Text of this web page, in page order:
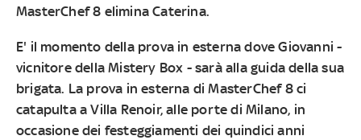
MasterChef 8 elimina Caterina.
E' il momento della prova in esternadove Giovanni -
vicnitore della Mistery Box - sarà alla guida della sua
brigata. La prova in esterna di MasterChef 8 ci
catapulta a Villa Renoir, alle porte di Milano, in
occasione dei festeggiamenti dei quindici anni